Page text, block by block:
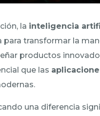
la inteligencia
transformar la
productos
que las
una diferencia